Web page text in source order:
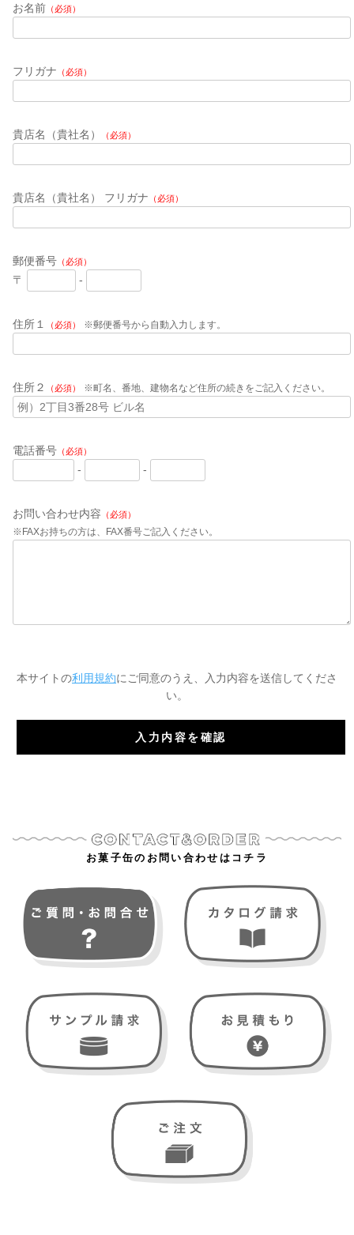
お名前 （必須）
フリガナ （必須）
貴店名（貴社名） （必須）
貴店名（貴社名） フリガナ （必須）
郵便番号 （必須）
〒 -
住所１ （必須） ※郵便番号から自動入力します。
住所２ （必須） ※町名、番地、建物名など住所の続きをご記入ください。
電話番号 （必須）
- -
お問い合わせ内容 （必須）
※FAXお持ちの方は、FAX番号ご記入ください。
本サイトの利用規約にご同意のうえ、入力内容を送信してくださ
い。
お菓子缶のお問い合わせはコチラ